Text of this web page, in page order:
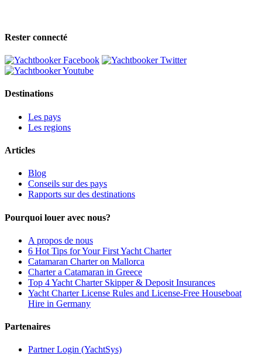
Rester connecté
Destinations
Les pays
Les regions
Articles
Blog
Conseils sur des pays
Rapports sur des destinations
Pourquoi louer avec nous?
A propos de nous
6 Hot Tips for Your First Yacht Charter
Catamaran Charter on Mallorca
Charter a Catamaran in Greece
Top 4 Yacht Charter Skipper & Deposit Insurances
Yacht Charter License Rules and License-Free Houseboat
Hire in Germany
Partenaires
Partner Login (YachtSys)